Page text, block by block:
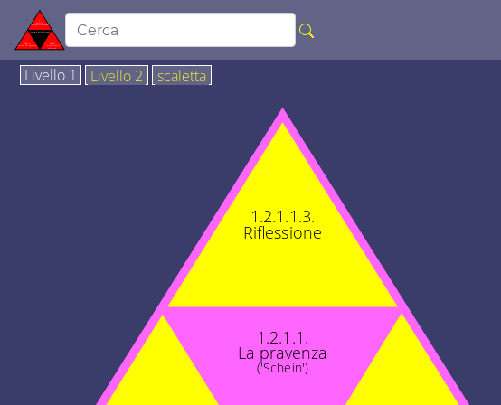
Livello 1 Livello 2 scaletta
1.2.1.1.
La pravenza
('Schein')
1.2.1.1.3.
Riflessione